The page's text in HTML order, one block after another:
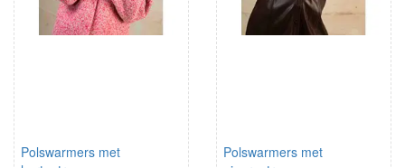
Polswarmers met
Polswarmers met